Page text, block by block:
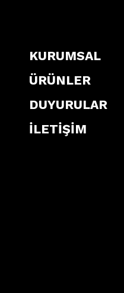
KURUMSAL
ÜRÜNLER
DUYURULAR
İLETİŞİM